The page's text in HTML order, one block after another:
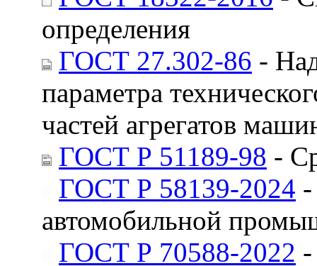
определения
ГОСТ 27.302-86 -
параметра
частей агрегатов
ГОСТ Р 51189-98 -
ГОСТ Р 58139-2024
автомобильной
ГОСТ Р 70588-2022